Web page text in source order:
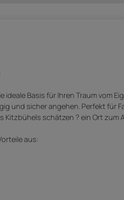
Basis für Ihren Traum vom
und sicher angehen. Perfekt für
schätzen ? ein Ort zum
aus: